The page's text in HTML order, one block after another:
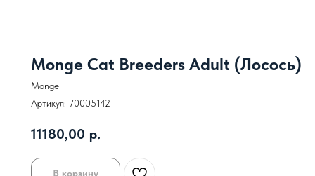
Monge Cat Breeders Adult (Лосось)
Monge
Артикул: 70005142
11180,00 р.
В корзину